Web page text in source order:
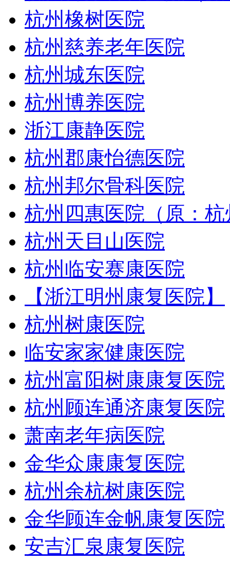
杭州橡树医院
杭州慈养老年医院
杭州城东医院
杭州博养医院
浙江康静医院
杭州郡康怡德医院
杭州邦尔骨科医院
杭州四惠医院（原：
杭州天目山医院
杭州临安赛康医院
【浙江明州康复医院】
杭州树康医院
临安家家健康医院
杭州富阳树康康复医院
杭州顾连通济康复医院
萧南老年病医院
金华众康康复医院
杭州余杭树康医院
金华顾连金帆康复医院
安吉汇泉康复医院